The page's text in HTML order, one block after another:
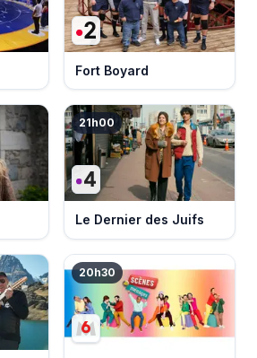
Fort Boyard
21h00
Le Dernier des Juifs
20h30